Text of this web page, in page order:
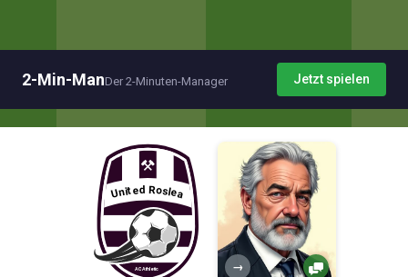
2-Min-ManDer 2-Minuten-Manager Jetzt spielen
→